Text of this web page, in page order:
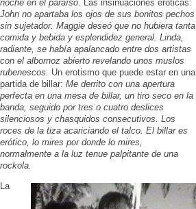
noche en el paraíso. Las insinuaciones eróticas:
John no apartaba los ojos de sus bonitos pechos
sin sujetador. Maggie deseó que no hubiera tanta
comida y bebida y esplendidez general. Linda,
radiante, se había apalancado entre dos artistas
con el albornoz abierto revelando unos muslos
rubenescos. Un erotismo que puede estar en una
partida de billar: Me derrito con una apertura
perfecta en una mesa de billar, un tiro seco en la
banda, seguido por tres o cuatro deslices
silenciosos y chasquidos consecutivos. Los
roces de la tiza acariciando el talco. El billar es
erótico, lo mires por donde lo mires,
normalmente a la luz tenue palpitante de una
rockola.
La